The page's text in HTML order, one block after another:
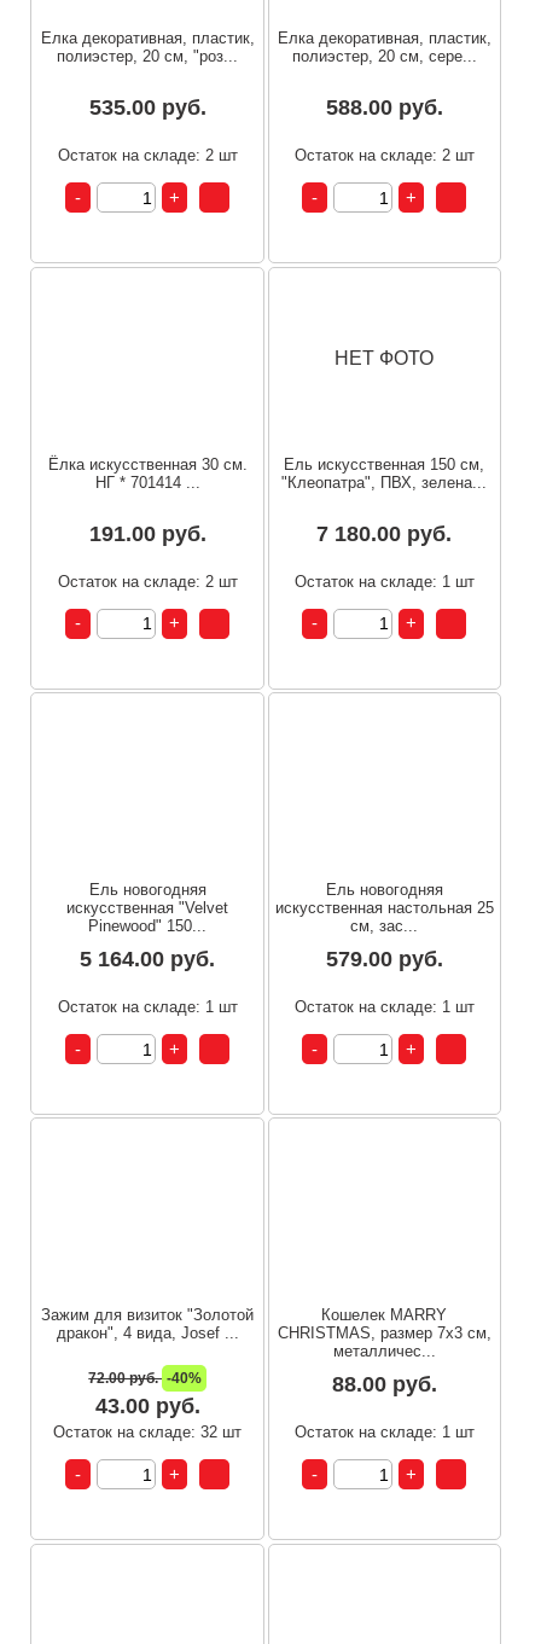
Елка декоративная, пластик,
полиэстер, 20 см, "роз...
535.00 руб.
Остаток на складе: 2 шт
Елка декоративная, пластик,
полиэстер, 20 см, сере...
588.00 руб.
Остаток на складе: 2 шт
Ёлка искусственная 30 см.
НГ * 701414 ...
191.00 руб.
Остаток на складе: 2 шт
НЕТ ФОТО
Ель искусственная 150 см,
"Клеопатра", ПВХ, зелена...
7 180.00 руб.
Остаток на складе: 1 шт
Ель новогодняя
искусственная "Velvet
Pinewood" 150...
5 164.00 руб.
Остаток на складе: 1 шт
Ель новогодняя
искусственная настольная 25
см, зас...
579.00 руб.
Остаток на складе: 1 шт
Зажим для визиток "Золотой
дракон", 4 вида, Josef ...
72.00 руб. -40%
43.00 руб.
Остаток на складе: 32 шт
Кошелек MARRY
CHRISTMAS, размер 7х3 см,
металличес...
88.00 руб.
Остаток на складе: 1 шт